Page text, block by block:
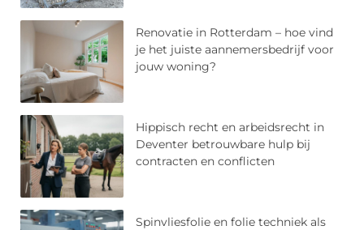
Renovatie in Rotterdam – hoe vind
je het juiste aannemersbedrijf voor
jouw woning?
Hippisch recht en arbeidsrecht in
Deventer betrouwbare hulp bij
contracten en conflicten
Spinvliesfolie en folie techniek als